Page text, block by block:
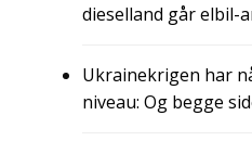
dieselland går elbil-
Ukrainekrigen har
niveau: Og begge